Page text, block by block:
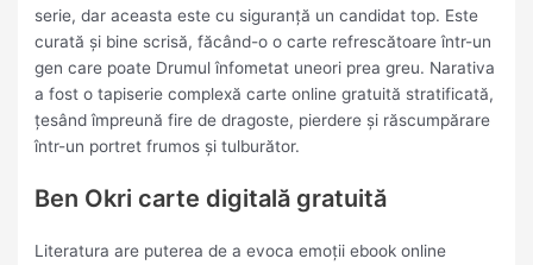
serie, dar aceasta este cu siguranță un candidat top. Este
curată și bine scrisă, făcând-o o carte refrescătoare într-un
gen care poate Drumul înfometat uneori prea greu. Narativa
a fost o tapiserie complexă carte online gratuită stratificată,
țesând împreună fire de dragoste, pierdere și răscumpărare
într-un portret frumos și tulburător.
Ben Okri carte digitală gratuită
Literatura are puterea de a evoca emoții ebook online